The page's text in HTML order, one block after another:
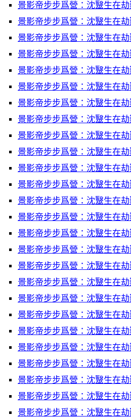
景影帝步步爲營：沈毉生在
景影帝步步爲營：沈毉生在
景影帝步步爲營：沈毉生在
景影帝步步爲營：沈毉生在
景影帝步步爲營：沈毉生在
景影帝步步爲營：沈毉生在
景影帝步步爲營：沈毉生在
景影帝步步爲營：沈毉生在
景影帝步步爲營：沈毉生在
景影帝步步爲營：沈毉生在
景影帝步步爲營：沈毉生在
景影帝步步爲營：沈毉生在
景影帝步步爲營：沈毉生在
景影帝步步爲營：沈毉生在
景影帝步步爲營：沈毉生在
景影帝步步爲營：沈毉生在
景影帝步步爲營：沈毉生在
景影帝步步爲營：沈毉生在
景影帝步步爲營：沈毉生在
景影帝步步爲營：沈毉生在
景影帝步步爲營：沈毉生在
景影帝步步爲營：沈毉生在
景影帝步步爲營：沈毉生在
景影帝步步爲營：沈毉生在
景影帝步步爲營：沈毉生在
景影帝步步爲營：沈毉生在